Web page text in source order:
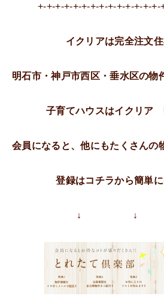
+-+-+-+-+-+-+-+-+-+-+-+-+-+-
イクリアは完全注文住
明石市・神戸市西区・垂水区の物
子育てハウスはイクリア
会員になると、他にもたくさんの
登録はコチラから簡単に
↓ ↓